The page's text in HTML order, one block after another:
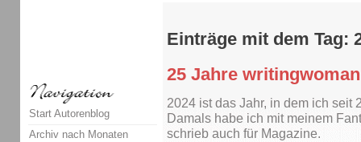
Einträge mit dem Tag:
25 Jahre
2024 ist das Jahr, in dem ich seit
Damals habe ich mit meinem
schrieb auch für Magazine.
Start Autorenblog
Archiv nach Monaten